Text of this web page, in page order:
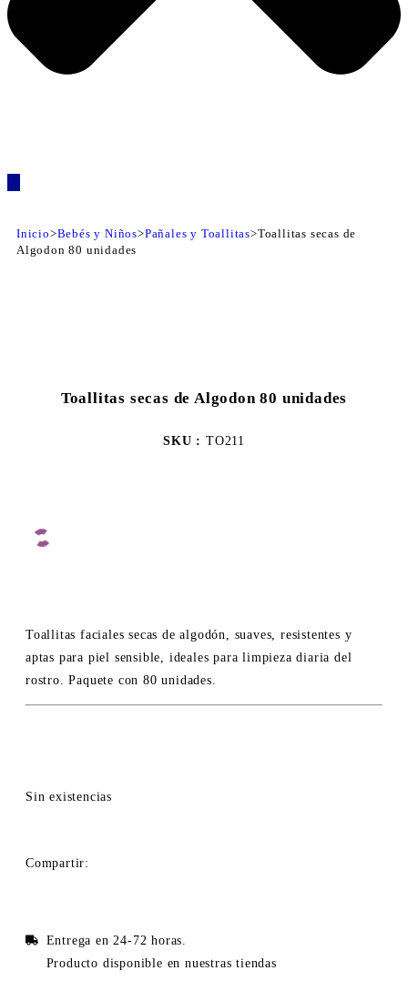
Inicio>Bebés y Niños>Pañales y Toallitas>Toallitas secas de
Algodon 80 unidades
Toallitas secas de Algodon 80 unidades
SKU : TO211
Toallitas faciales secas de algodón, suaves, resistentes y
aptas para piel sensible, ideales para limpieza diaria del
rostro. Paquete con 80 unidades.
Sin existencias
Compartir:
Entrega en 24-72 horas.
Producto disponible en nuestras tiendas